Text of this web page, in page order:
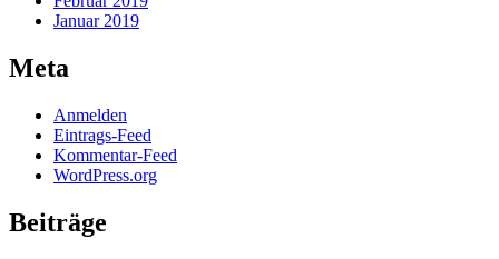
Januar 2019
Meta
Anmelden
Eintrags-Feed
Kommentar-Feed
WordPress.org
Beiträge